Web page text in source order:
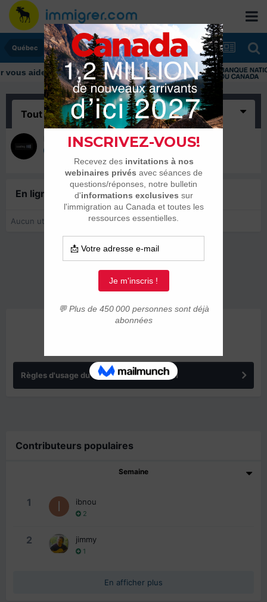
Québec
aider tout au long de votre transition
Tout(1)
30 juin 2013
En ligne récemment0 membre est en ligne
Aucun utilisateur enregistré regarde cette page.
Règles d'usage du forum IMMIGRER.COM
Contributeurs populaires
Semaine
1 ibnou
2
2 jimmy
1
En afficher plus